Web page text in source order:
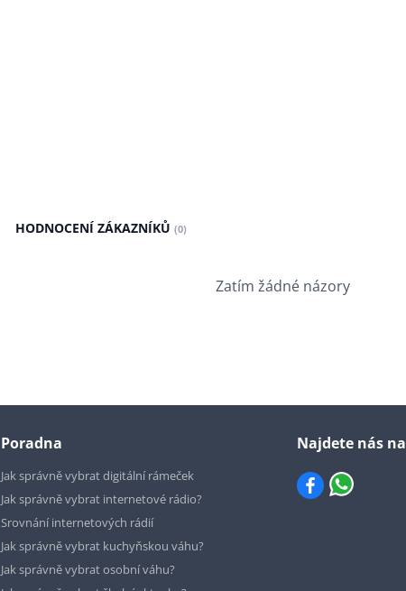
HODNOCENÍ ZÁKAZNÍKŮ (0)
Zatím žádné názory
Poradna
Jak správně vybrat digitální rámeček
Jak správně vybrat internetové rádio?
Srovnání internetových rádií
Jak správně vybrat kuchyňskou váhu?
Jak správně vybrat osobní váhu?
Najdete nás na